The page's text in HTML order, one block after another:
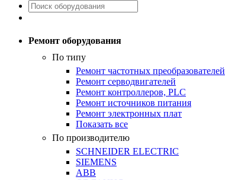
Ремонт оборудования
По типу
Ремонт частотных преобразователей
Ремонт серводвигателей
Ремонт контроллеров, PLC
Ремонт источников питания
Ремонт электронных плат
Показать все
По производителю
SCHNEIDER ELECTRIC
SIEMENS
ABB